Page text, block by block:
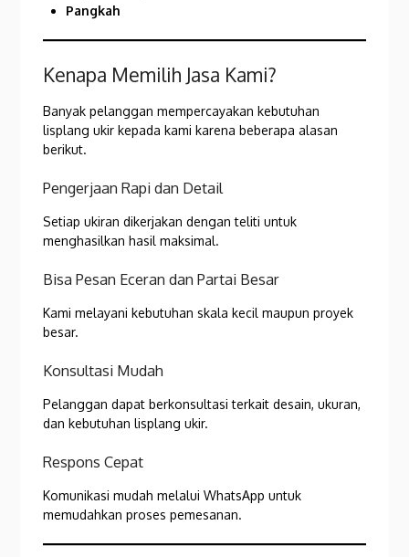
Pangkah
Kenapa Memilih Jasa Kami?
Banyak pelanggan mempercayakan kebutuhan
lisplang ukir kepada kami karena beberapa alasan
berikut.
Pengerjaan Rapi dan Detail
Setiap ukiran dikerjakan dengan teliti untuk
menghasilkan hasil maksimal.
Bisa Pesan Eceran dan Partai Besar
Kami melayani kebutuhan skala kecil maupun proyek
besar.
Konsultasi Mudah
Pelanggan dapat berkonsultasi terkait desain, ukuran,
dan kebutuhan lisplang ukir.
Respons Cepat
Komunikasi mudah melalui WhatsApp untuk
memudahkan proses pemesanan.